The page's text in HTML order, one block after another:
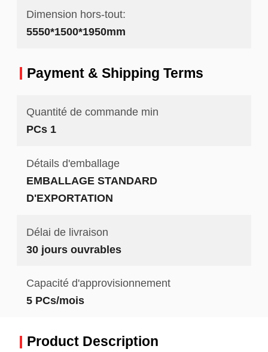
Dimension hors-tout:
5550*1500*1950mm
Payment & Shipping Terms
Quantité de commande min
PCs 1
Détails d'emballage
EMBALLAGE STANDARD
D'EXPORTATION
Délai de livraison
30 jours ouvrables
Capacité d'approvisionnement
5 PCs/mois
Product Description